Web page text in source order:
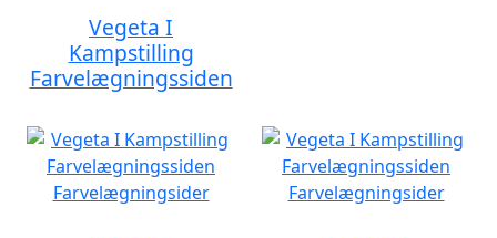
Vegeta I
Kampstilling
Farvelægningssiden